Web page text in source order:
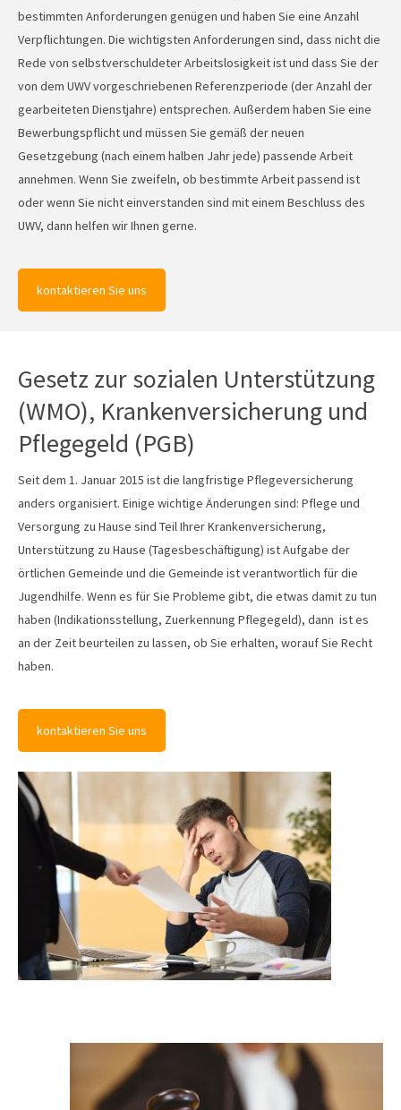
bestimmten Anforderungen genügen und haben Sie eine Anzahl
Verpflichtungen. Die wichtigsten Anforderungen sind, dass nicht die
Rede von selbstverschuldeter Arbeitslosigkeit ist und dass Sie der
von dem UWV vorgeschriebenen Referenzperiode (der Anzahl der
gearbeiteten Dienstjahre) entsprechen. Außerdem haben Sie eine
Bewerbungspflicht und müssen Sie gemäß der neuen
Gesetzgebung (nach einem halben Jahr jede) passende Arbeit
annehmen. Wenn Sie zweifeln, ob bestimmte Arbeit passend ist
oder wenn Sie nicht einverstanden sind mit einem Beschluss des
UWV, dann helfen wir Ihnen gerne.
kontaktieren Sie uns
Gesetz zur sozialen Unterstützung
(WMO), Krankenversicherung und
Pflegegeld (PGB)
Seit dem 1. Januar 2015 ist die langfristige Pflegeversicherung
anders organisiert. Einige wichtige Änderungen sind: Pflege und
Versorgung zu Hause sind Teil Ihrer Krankenversicherung,
Unterstützung zu Hause (Tagesbeschäftigung) ist Aufgabe der
örtlichen Gemeinde und die Gemeinde ist verantwortlich für die
Jugendhilfe. Wenn es für Sie Probleme gibt, die etwas damit zu tun
haben (Indikationsstellung, Zuerkennung Pflegegeld), dann ist es
an der Zeit beurteilen zu lassen, ob Sie erhalten, worauf Sie Recht
haben.
kontaktieren Sie uns